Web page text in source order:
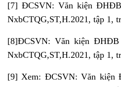
[7] ĐCSVN: Văn kiện
NxbCTQG,ST,H.2021, tập 1,
[8]ĐCSVN: Văn kiện
NxbCTQG,ST,H.2021, tập 1,
[9] Xem: ĐCSVN: Văn kiện